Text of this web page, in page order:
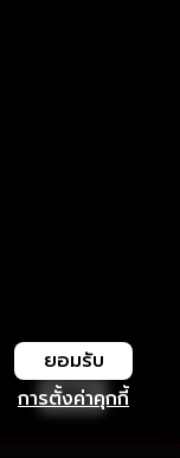
การตั้งค่าคุกกี้
ยอมรับ
เปิด